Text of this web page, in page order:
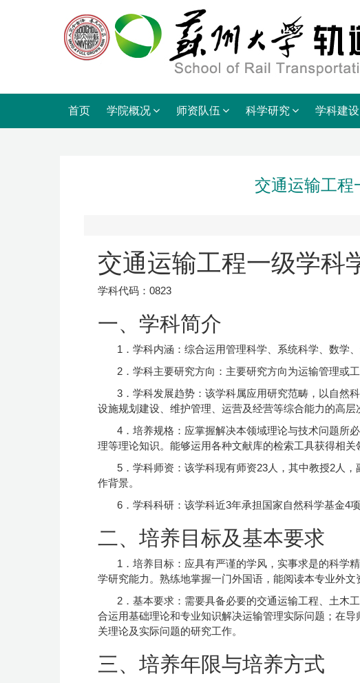
首页 学院概况 师资队伍 科学研究 学科建设
交通运输工程
交通运输工程一级学科
学科代码：0823
一、学科简介
1．学科内涵：综合运用管理科学、系统科学、数学
2．学科主要研究方向：主要研究方向为运输管理或工
3．学科发展趋势：该学科属应用研究范畴，以自然
设施规划建设、维护管理、运营及经营等综合能力的高层
4．培养规格：应掌握解决本领域理论与技术问题所
理等理论知识。能够运用各种文献库的检索工具获得相关
5．学科师资：该学科现有师资23人，其中教授2人
作背景。
6．学科科研：该学科近3年承担国家自然科学基金4
二、培养目标及基本要求
1．培养目标：应具有严谨的学风，实事求是的科学
学研究能力。熟练地掌握一门外国语，能阅读本专业外
2．基本要求：需要具备必要的交通运输工程、土木
合运用基础理论和专业知识解决运输管理实际问题；在
关理论及实际问题的研究工作。
三、培养年限与培养方式